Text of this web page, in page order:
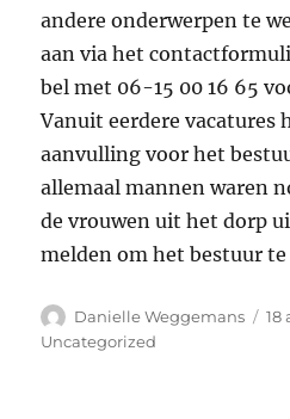
andere onderwerpen te
aan via het
bel met 06-15 00 16 65
Vanuit eerdere vacatures
aanvulling voor het
allemaal mannen waren
de vrouwen uit het dorp
melden om het bestuur
Auteur
Danielle Weggemans 18
Uncategorized